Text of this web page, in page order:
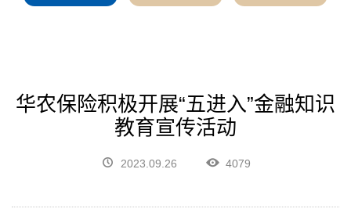
华农保险积极开展“五进入”金融知识
教育宣传活动
2023.09.26 4079